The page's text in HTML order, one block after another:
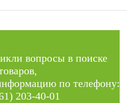
вопросы в поиске
по телефону:
203-40-01